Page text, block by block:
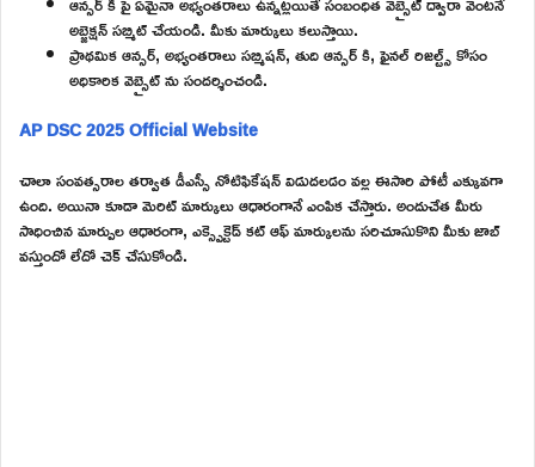
అబ్జెక్షన్ సబ్మిట్ చేయండి. మీకు మార్కులు కలుస్తాయి.
ప్రాథమిక ఆన్సర్, అభ్యంతరాలు సబ్మిషన్, తుది ఆన్సర్ కి, ఫైనల్ రిజల్ట్స్ కోసం
అధికారిక వెబ్సైట్ ను సందర్శించండి.
AP DSC 2025 Official Website
చాలా సంవత్సరాల తర్వాత డీఎస్సీ నోటిఫికేషన్ విడుదలడం వల్ల ఈసారి పోటీ ఎక్కువగా
ఉంది. అయినా కూడా మెరిట్ మార్కులు ఆధారంగానే ఎంపిక చేస్తారు. అందుచేత మీరు
సాధించిన మార్పుల ఆధారంగా, ఎక్స్పెక్టెడ్ కట్ ఆఫ్ మార్కులను సరిచూసుకొని మీకు జాబ్
వస్తుందో లేదో చెక్ చేసుకోండి.